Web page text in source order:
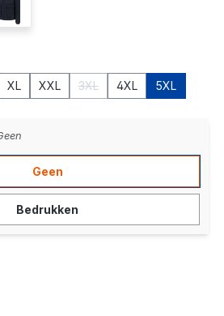
ink
XL XXL 3XL 4XL 5XL
Geen
Bedrukken